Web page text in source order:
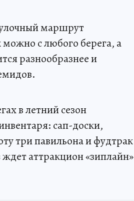
маршрут
с любого берега, а
разнообразнее и
в летний сезон
сап-доски,
три павильона и фудтрак
аттракцион «зиплайн»